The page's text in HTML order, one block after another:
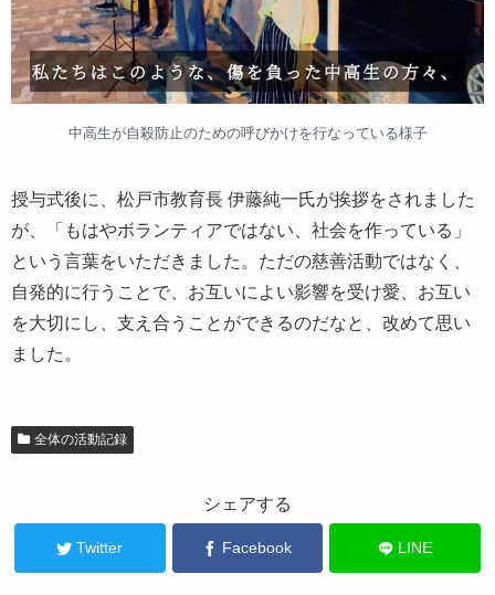
中高生が自殺防止のための呼びかけを行なっている様子
授与式後に、松戸市教育長 伊藤純一氏が挨拶をされました
が、「もはやボランティアではない、社会を作っている」
という言葉をいただきました。ただの慈善活動ではなく、
自発的に行うことで、お互いによい影響を受け愛、お互い
を大切にし、支え合うことができるのだなと、改めて思い
ました。
全体の活動記録
シェアする
Twitter Facebook LINE